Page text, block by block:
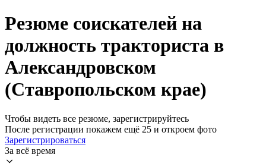
Резюме соискателей на
должность тракториста в
Александровском
(Ставропольском крае)
Чтобы видеть все резюме, зарегистрируйтесь
После регистрации покажем ещё 25 и откроем фото
Зарегистрироваться
За всё время